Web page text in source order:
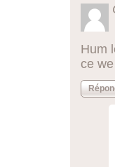
Hum
ce